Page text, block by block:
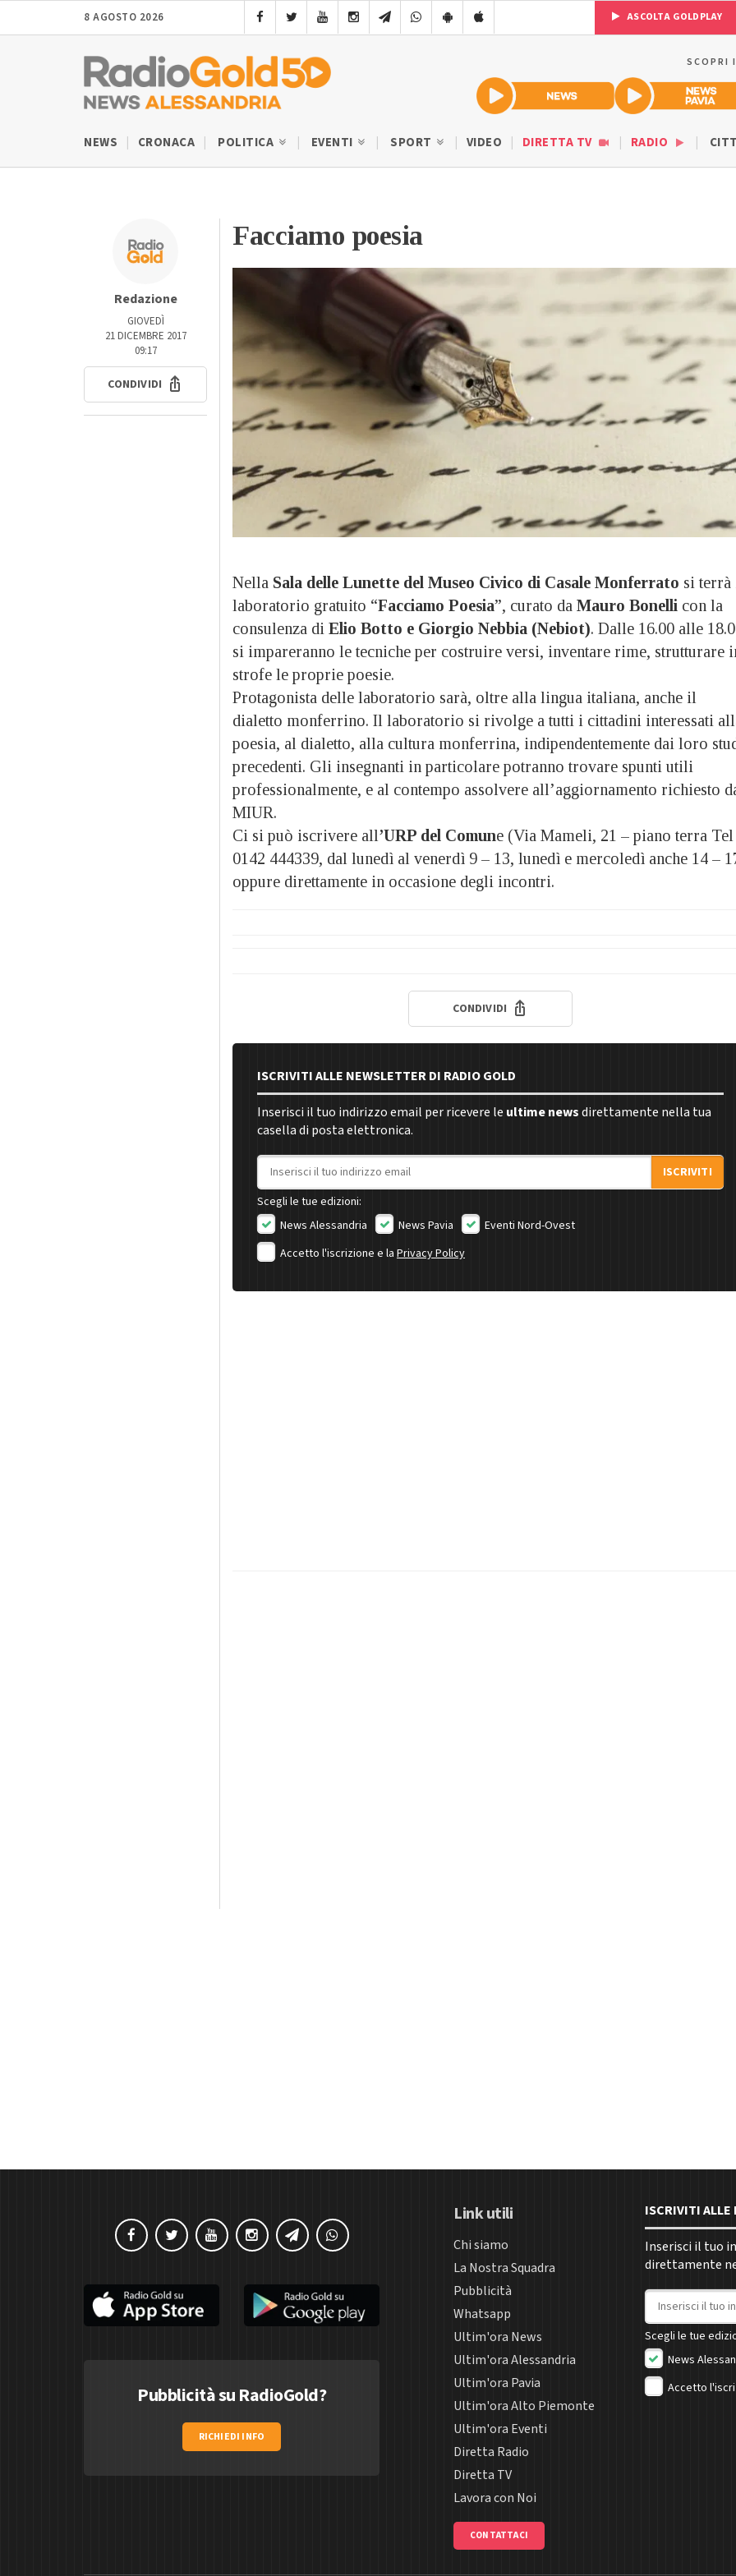
8 AGOSTO 2026 ASCOLTA GOLDPLAY
SCOPRI
NEWS CRONACA POLITICA EVENTI SPORT VIDEO DIRETTA TV RADIO
Redazione
GIOVEDÌ
21 DICEMBRE 2017
09:17
CONDIVIDI
Facciamo poesia
Nella Sala delle Lunette del Museo Civico di Casale Monferrato si terrà
laboratorio gratuito “Facciamo Poesia”, curato da Mauro Bonelli con la
consulenza di Elio Botto e Giorgio Nebbia (Nebiot). Dalle 16.00 alle
si impareranno le tecniche per costruire versi, inventare rime, strutturare
strofe le proprie poesie.
Protagonista delle laboratorio sarà, oltre alla lingua italiana, anche il
dialetto monferrino. Il laboratorio si rivolge a tutti i cittadini interessati
poesia, al dialetto, alla cultura monferrina, indipendentemente dai loro
precedenti. Gli insegnanti in particolare potranno trovare spunti utili
professionalmente, e al contempo assolvere all’aggiornamento richiesto
MIUR.
Ci si può iscrivere all’URP del Comune (Via Mameli, 21 – piano terra Tel
0142 444339, dal lunedì al venerdì 9 – 13, lunedì e mercoledì anche 14 –
oppure direttamente in occasione degli incontri.
CONDIVIDI
ISCRIVITI ALLE NEWSLETTER DI RADIO GOLD
Inserisci il tuo indirizzo email per ricevere le ultime newsdirettamente nella tua
casella di posta elettronica.
Indirizzo email
ISCRIVITI
Scegli le tue edizioni:
News Alessandria
News Pavia
Eventi Nord-Ovest
Accetto l'iscrizione e la Privacy Policy
Pubblicità su RadioGold?
RICHIEDI INFO
Link utili
Chi siamo
La Nostra Squadra
Pubblicità
Whatsapp
Ultim'ora News
Ultim'ora Alessandria
Ultim'ora Pavia
Ultim'ora Alto Piemonte
Ultim'ora Eventi
Diretta Radio
Diretta TV
Lavora con Noi
CONTATTACI
ISCRIVITI ALLE
Inserisci il tuo
direttamente
Indirizzo email
Scegli le tue
News
Accetto